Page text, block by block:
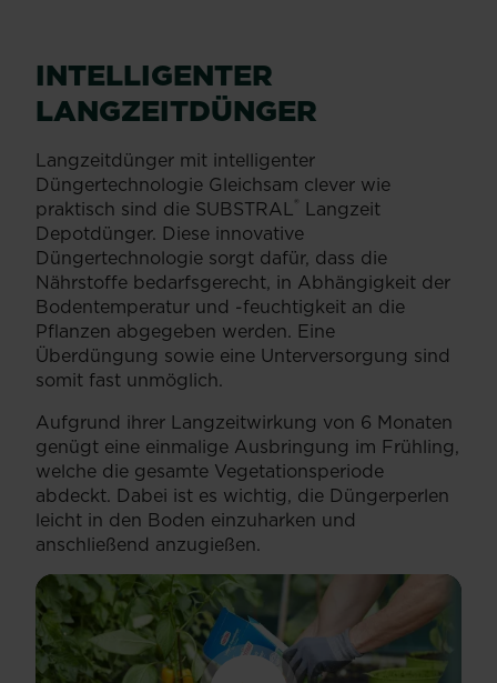
Gestein
zu
finden
Durch
seine
Schwamm-
ähnliche...
Rhododendron,
Erdbeeren,
Magnolien
und
andere
sind
davon...
morgendlichen
Smoothie,
im
bunten
Obstsalat
oder
als
Klassiker
‚Erdbeeren
mit
Sahne‘.
Sind
Sie
ein
richtiger
Erdbeerfan,
dann
können
Sie
vielen...
Sommers.
Damit
deine
Tomatenernte
ein
voller
Erfolg
wird,
brauchen
die
Pflanzen
etwas
und
die
richtige
Pflege.
Eine...
INTELLIGENTER
LANGZEITDÜNGER
Langzeitdünger mit intelligenter
Düngertechnologie Gleichsam clever wie
praktisch sind die SUBSTRAL® ️ Langzeit
Depotdünger. Diese innovative
Düngertechnologie sorgt dafür, dass die
Nährstoffe bedarfsgerecht, in Abhängigkeit der
Bodentemperatur und -feuchtigkeit an die
Pflanzen abgegeben werden. Eine
Überdüngung sowie eine Unterversorgung sind
somit fast unmöglich.
Aufgrund ihrer Langzeitwirkung von 6 Monaten
genügt eine einmalige Ausbringung im Frühling,
welche die gesamte Vegetationsperiode
abdeckt. Dabei ist es wichtig, die Düngerperlen
leicht in den Boden einzuharken und
anschließend anzugießen.